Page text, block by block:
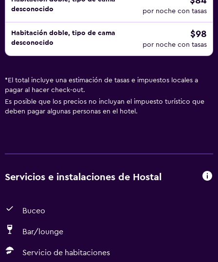
desconocido
por noche con tasas
Habitación doble, tipo de cama
desconocido
$98
por noche con tasas
* El total incluye una estimación de tasas e impuestos locales a
pagar al hacer check-out.
Es posible que los precios no incluyan el impuesto turístico que
deben pagar algunas personas en el hotel.
Servicios e instalaciones de Hostal
Buceo
Bar/lounge
Servicio de habitaciones